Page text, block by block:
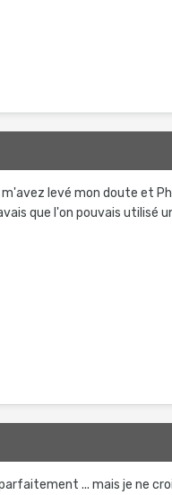
levé mon doute et
que l'on pouvais utilisé
... mais je ne